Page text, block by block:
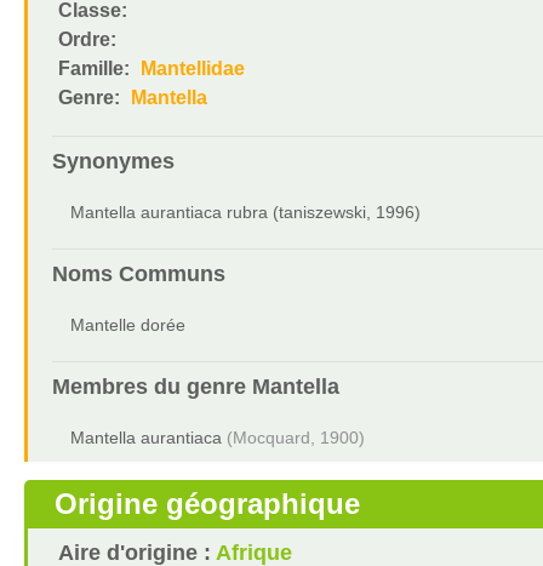
Classe:
Ordre:
Famille:
Mantellidae
Genre:
Mantella
Synonymes
Mantella aurantiaca rubra (taniszewski, 1996)
Noms Communs
Mantelle dorée
Membres du genre Mantella
Mantella aurantiaca (Mocquard, 1900)
Origine géographique
Aire d'origine : Afrique